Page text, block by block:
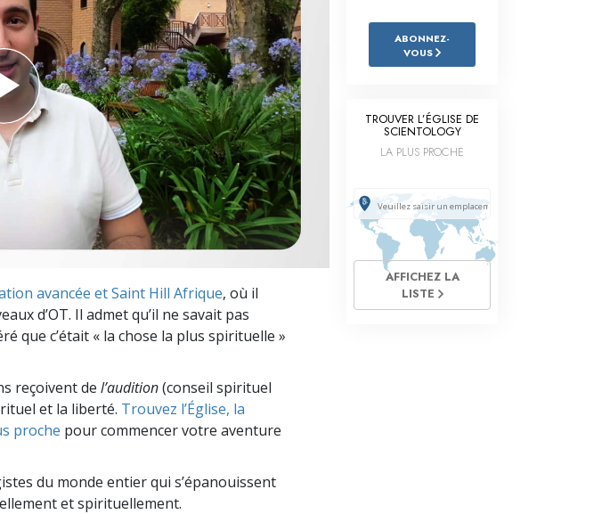
L’échelle des tons émotionnels
Réponses aux drogues
Les enfants
Des outils pour le monde du travail
L’éthique et les conditions
La raison de l’oppression
Les investigations
Les fondements de l’organisation
Les fondements des relations publiques
avancée et Saint Hill Afrique, où il
d’OT. Il admet qu’il ne savait pas
que c’était « la chose la plus spirituelle »
reçoivent de l’audition(conseil spirituel
et la liberté. Trouvez l’Église, la
proche pour commencer votre aventure
du monde entier qui s’épanouissent
et spirituellement.
ABONNEZ-
VOUS
TROUVER L’ÉGLISE DE
SCIENTOLOGY
LA PLUS PROCHE
AFFICHEZ LA
LISTE